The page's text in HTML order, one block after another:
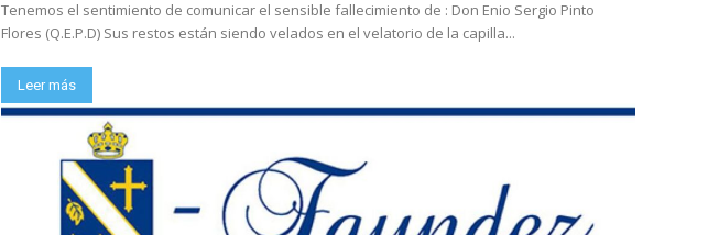
Tenemos el sentimiento de comunicar el sensible fallecimiento de : Don Enio Sergio Pinto
Flores (Q.E.P.D) Sus restos están siendo velados en el velatorio de la capilla...
Leer más